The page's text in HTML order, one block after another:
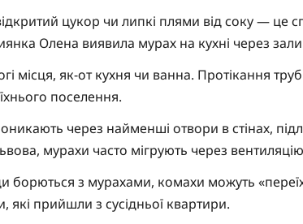
цукор чи липкі плями від соку — це
Олена виявила мурах на кухні через
місця, як-от кухня чи ванна. Протікання
поселення.
через найменші отвори в стінах,
мурахи часто мігрують через
борються з мурахами, комахи можуть
які прийшли з сусідньої квартири.